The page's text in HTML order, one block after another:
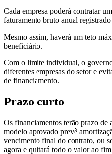
Cada empresa poderá contratar
faturamento bruto anual
Mesmo assim, haverá um teto
beneficiário.
Com o limite individual, o
diferentes empresas do setor e
de financiamento.
Prazo curto
Os financiamentos terão prazo de
modelo aprovado prevê
vencimento final do contrato, ou
agora e quitará todo o valor ao